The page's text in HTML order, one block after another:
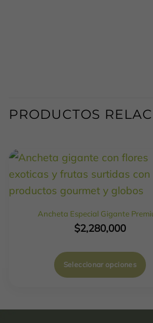
PRODUCTOS
Ancheta Especial Gigante
$2,280,000
Seleccionar opciones